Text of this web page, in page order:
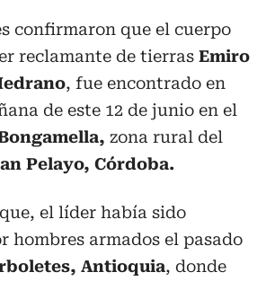
confirmaron que el cuerpo
reclamante de tierras Emiro
, fue encontrado en
de este 12 de junio en el
zona rural del
Pelayo, Córdoba.
el líder había sido
hombres armados el pasado
Antioquia, donde